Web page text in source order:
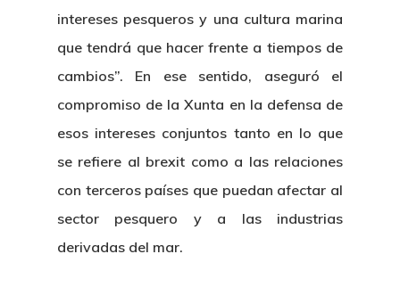
intereses pesqueros y una cultura marina
que tendrá que hacer frente a tiempos de
cambios”. En ese sentido, aseguró el
compromiso de la Xunta en la defensa de
esos intereses conjuntos tanto en lo que
se refiere al brexit como a las relaciones
con terceros países que puedan afectar al
sector pesquero y a las industrias
derivadas del mar.